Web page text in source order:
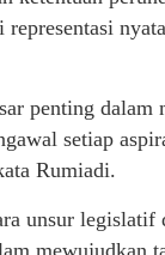
penting dalam
setiap
Rumiadi.
unsur
mewujudkan